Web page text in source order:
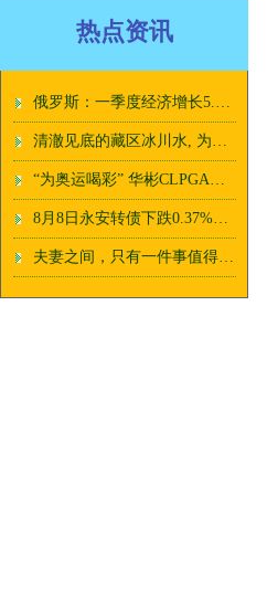
热点资讯
俄罗斯：一季度经济增长5.4%，GDP降至4762亿美元，全球排名呢？
清澈见底的藏区冰川水, 为什么喝不得? 喝一口可能少半个肝!
“为奥运喝彩” 华彬CLPGA中国女子精英赛6月开赛
8月8日永安转债下跌0.37%，转股溢价率41.04%
夫妻之间，只有一件事值得计较